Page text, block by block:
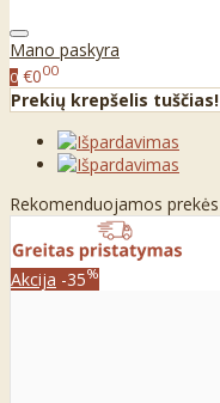
Mano paskyra
0 €000
Prekių krepšelis tuščias!
Rekomenduojamos prekės
Akcija -35%